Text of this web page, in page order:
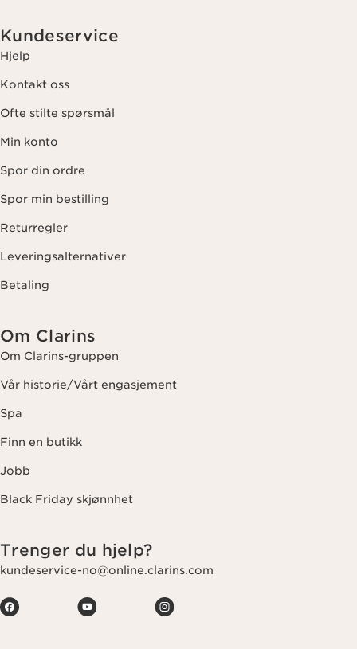
Kundeservice
Hjelp
Kontakt oss
Ofte stilte spørsmål
Min konto
Spor din ordre
Spor min bestilling
Returregler
Leveringsalternativer
Betaling
Om Clarins
Om Clarins-gruppen
Vår historie/Vårt engasjement
Spa
Finn en butikk
Jobb
Black Friday skjønnhet
Trenger du hjelp?
kundeservice-no@online.clarins.com